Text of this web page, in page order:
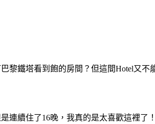
黎鐵塔看到飽的房間？但這間Hotel又不
連續住了16晚，我真的是太喜歡這裡了！